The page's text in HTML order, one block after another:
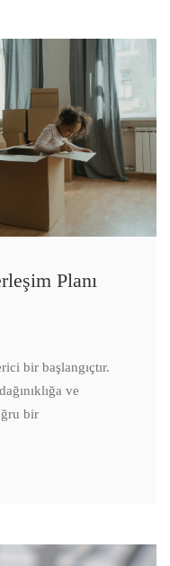
Planı
bir başlangıçtır.
ve
bir